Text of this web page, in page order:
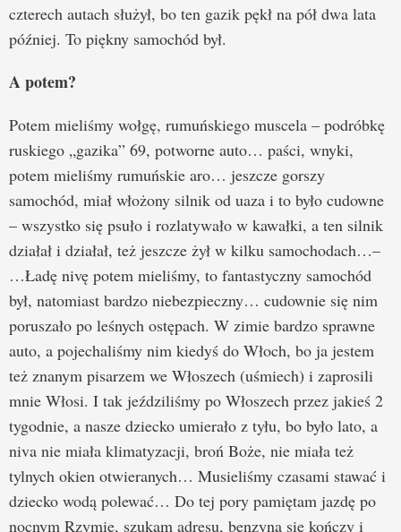
czterech autach służył, bo ten gazik pękł na pół dwa lata
później. To piękny samochód był.
A potem?
Potem mieliśmy wołgę, rumuńskiego muscela – podróbkę
ruskiego „gazika” 69, potworne auto… paści, wnyki,
potem mieliśmy rumuńskie aro… jeszcze gorszy
samochód, miał włożony silnik od uaza i to było cudowne
– wszystko się psuło i rozlatywało w kawałki, a ten silnik
działał i działał, też jeszcze żył w kilku samochodach…–
…Ładę nivę potem mieliśmy, to fantastyczny samochód
był, natomiast bardzo niebezpieczny… cudownie się nim
poruszało po leśnych ostępach. W zimie bardzo sprawne
auto, a pojechaliśmy nim kiedyś do Włoch, bo ja jestem
też znanym pisarzem we Włoszech (uśmiech) i zaprosili
mnie Włosi. I tak jeździliśmy po Włoszech przez jakieś 2
tygodnie, a nasze dziecko umierało z tyłu, bo było lato, a
niva nie miała klimatyzacji, broń Boże, nie miała też
tylnych okien otwieranych… Musieliśmy czasami stawać i
dziecko wodą polewać… Do tej pory pamiętam jazdę po
nocnym Rzymie, szukam adresu, benzyna się kończy i